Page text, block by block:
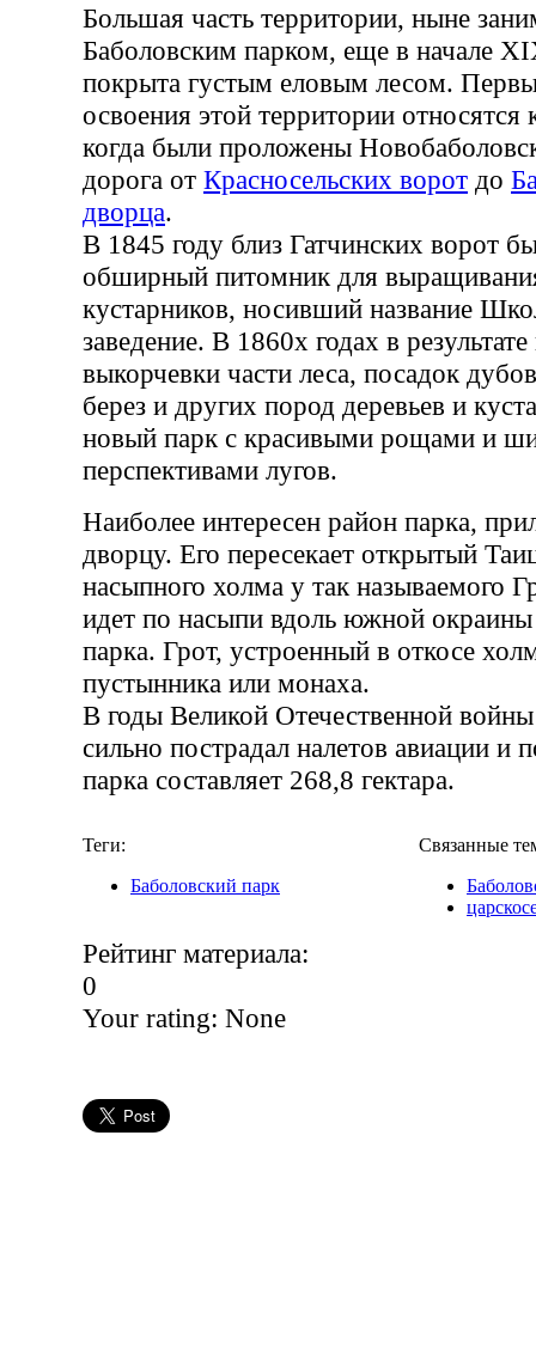
Большая часть территории, ныне
Баболовским парком, еще в начале
покрыта густым еловым лесом.
освоения этой территории
когда были проложены
дорога от Красносельских ворот до
дворца.
В 1845 году близ Гатчинских ворот
обширный питомник для
кустарников, носивший название
заведение. В 1860х годах в
выкорчевки части леса, посадок
берез и других пород деревьев и
новый парк с красивыми рощами и
перспективами лугов.
Наиболее интересен район парка,
дворцу. Его пересекает открытый
насыпного холма у так называемого
идет по насыпи вдоль южной окраины
парка. Грот, устроенный в откосе
пустынника или монаха.
В годы Великой Отечественной
сильно пострадал налетов авиации и
парка составляет 268,8 гектара.
Теги:
Баболовский парк
Связанные
Рейтинг материала:
0
Your rating: None